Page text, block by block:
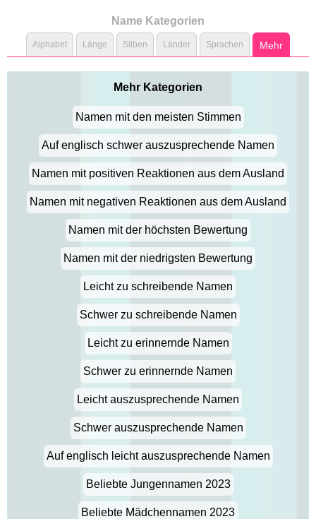
Name Kategorien
Alphabet Länge Silben Länder Sprachen Mehr
Mehr Kategorien
Namen mit den meisten Stimmen
Auf englisch schwer auszusprechende Namen
Namen mit positiven Reaktionen aus dem Ausland
Namen mit negativen Reaktionen aus dem Ausland
Namen mit der höchsten Bewertung
Namen mit der niedrigsten Bewertung
Leicht zu schreibende Namen
Schwer zu schreibende Namen
Leicht zu erinnernde Namen
Schwer zu erinnernde Namen
Leicht auszusprechende Namen
Schwer auszusprechende Namen
Auf englisch leicht auszusprechende Namen
Beliebte Jungennamen 2023
Beliebte Mädchennamen 2023